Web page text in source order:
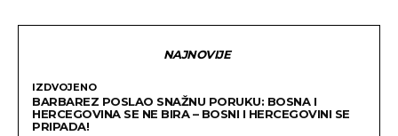
NAJNOVIJE
IZDVOJENO
BARBAREZ POSLAO SNAŽNU PORUKU: BOSNA I
HERCEGOVINA SE NE BIRA – BOSNI I HERCEGOVINI SE
PRIPADA!